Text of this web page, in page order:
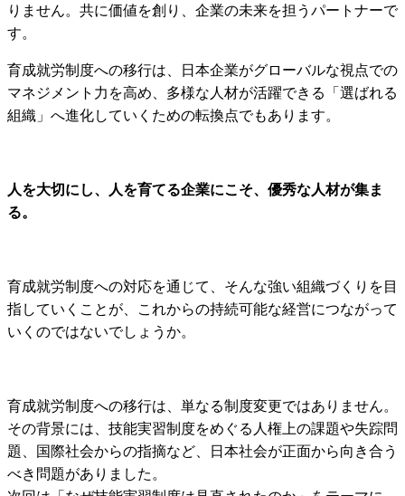
りません。共に価値を創り、企業の未来を担うパートナーで
す。
育成就労制度への移行は、日本企業がグローバルな視点での
マネジメント力を高め、多様な人材が活躍できる「選ばれる
組織」へ進化していくための転換点でもあります。
人を大切にし、人を育てる企業にこそ、優秀な人材が集ま
る。
育成就労制度への対応を通じて、そんな強い組織づくりを目
指していくことが、これからの持続可能な経営につながって
いくのではないでしょうか。
育成就労制度への移行は、単なる制度変更ではありません。
その背景には、技能実習制度をめぐる人権上の課題や失踪問
題、国際社会からの指摘など、日本社会が正面から向き合う
べき問題がありました。